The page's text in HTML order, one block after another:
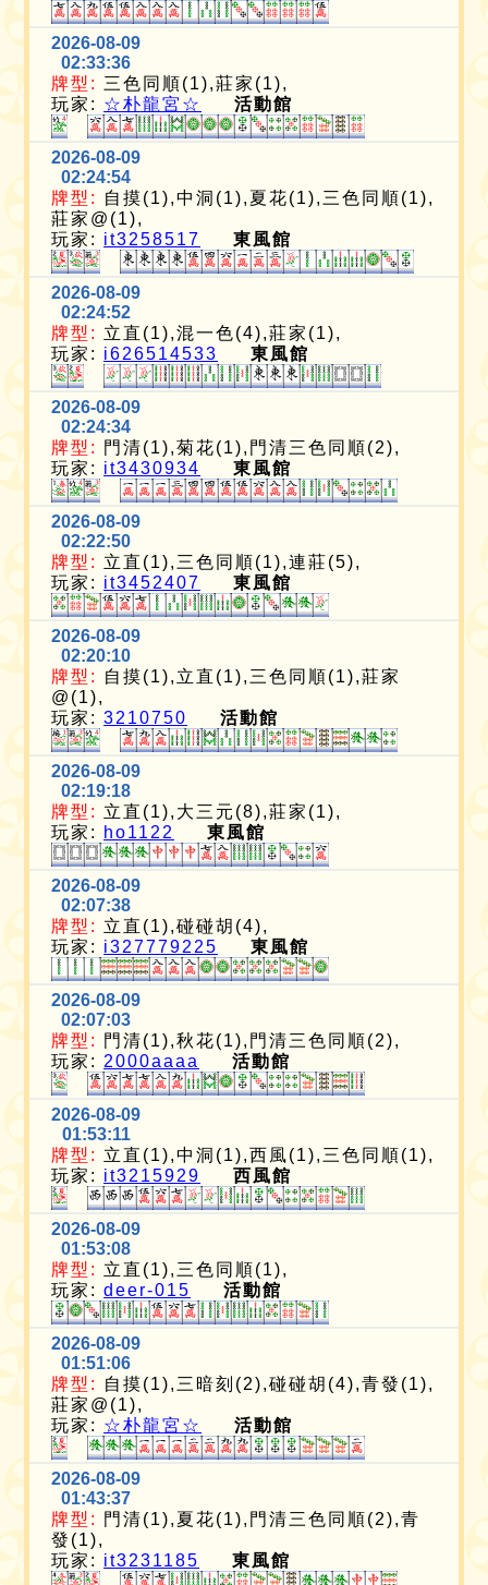
2026-08-09
02:33:36
牌型: 三色同順(1),莊家(1),
玩家: ☆朴龍宮☆ 活動館
2026-08-09
02:24:54
牌型:
自摸(1),中洞(1),夏花(1),三色同順(1),
莊家@(1),
玩家: it3258517 東風館
2026-08-09
02:24:52
牌型: 立直(1),混一色(4),莊家(1),
玩家: i626514533 東風館
2026-08-09
02:24:34
牌型:
門清(1),菊花(1),門清三色同順(2),
玩家: it3430934 東風館
2026-08-09
02:22:50
牌型: 立直(1),三色同順(1),連莊(5),
玩家: it3452407 東風館
2026-08-09
02:20:10
牌型:
自摸(1),立直(1),三色同順(1),莊家
@(1),
玩家:3210750 活動館
2026-08-09
02:19:18
牌型: 立直(1),大三元(8),莊家(1),
玩家:
ho1122 東風館
2026-08-09
02:07:38
牌型: 立直(1),碰碰胡(4),
玩家: i327779225 東風館
2026-08-09
02:07:03
牌型:
門清(1),秋花(1),門清三色同順(2),
玩家: 2000aaaa 活動館
2026-08-09
01:53:11
牌型: 立直(1),中洞(1),西風(1),三色同順(1),
玩家: it3215929 西風館
2026-08-09
01:53:08
牌型: 立直(1),三色同順(1),
玩家:deer-015 活動館
2026-08-09
01:51:06
牌型:
自摸(1),三暗刻(2),碰碰胡(4),青發(1),
莊家@(1),
玩家: ☆朴龍宮☆ 活動館
2026-08-09
01:43:37
牌型:
門清(1),夏花(1),門清三色同順(2),青
發(1),
玩家: it3231185 東風館